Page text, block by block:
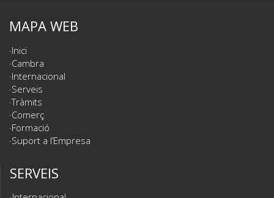
MAPA WEB
Inici
Cambra
Internacional
Serveis
Tràmits
Comerç
Formació
Suport a l’Empresa
SERVEIS